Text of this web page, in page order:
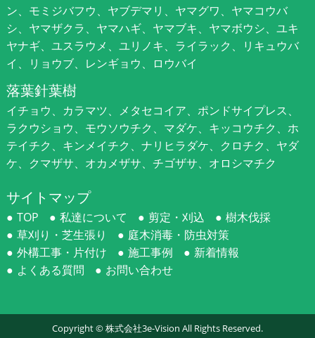
ン、モミジバフウ、ヤブデマリ、ヤマグワ、ヤマコウバ
シ、ヤマザクラ、ヤマハギ、ヤマブキ、ヤマボウシ、ユキ
ヤナギ、ユスラウメ、ユリノキ、ライラック、リキュウバ
イ、リョウブ、レンギョウ、ロウバイ
落葉針葉樹
イチョウ、カラマツ、メタセコイア、ポンドサイプレス、
ラクウショウ、モウソウチク、マダケ、キッコウチク、ホ
テイチク、キンメイチク、ナリヒラダケ、クロチク、ヤダ
ケ、クマザサ、オカメザサ、チゴザサ、オロシマチク
サイトマップ
TOP 私達について 剪定・刈込
樹木伐採
草刈り・芝生張り
庭木消毒・防虫対策
外構工事・片付け
施工事例
新着情報
よくある質問
お問い合わせ
Copyright ©株式会社3e-Vision All Rights Reserved.